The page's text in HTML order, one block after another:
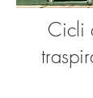
Cicli